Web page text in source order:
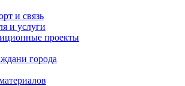
и связь
и услуги
проекты
города